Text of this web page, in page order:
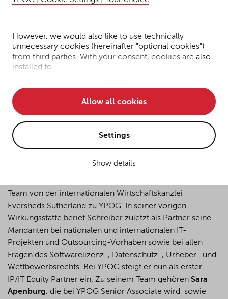
However, we would also like to use technically
unnecessary cookies (hereinafter "optional cookies")
from third parties. With your consent, cookies are also
installed to
• improve the functionality of the website and
• Track your online behavior for targeted advertising
purposes.
Alternatively, click "Accept only technically necessary"
choice of optional cookies. You can revoke or change
your consent or selection at any time by clicking on the
cookiebutton at the bottom of our website.
Allow all cookies
Settings
Show details
Dr. Carola
Berlin/Hamburg/Köln –Die Wirtschaftskanzlei YPOG
verstärkt sich zum 15. August 2022 und baut den
Team von der internationalen Wirtschaftskanzlei
Eversheds Sutherland zu YPOG. In seiner vorigen
Wirkungsstätte beriet Schreiber zuletzt als Partner seine
Mandanten bei nationalen und internationalen IT-
Projekten und Outsourcing-Vorhaben sowie bei allen
Fragen des Softwarelizenz-, Datenschutz-, Urheber- und
Wettbewerbsrechts. Bei YPOG steigt er nun als erster
IP/IT Equity Partner ein. Zu seinem Team gehören Sara
Apenburg, die bei YPOG Senior Associate wird, sowie